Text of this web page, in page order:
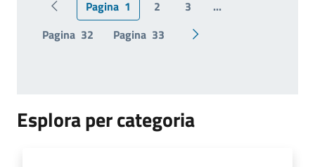
Pagina precedente
Pagina 1 2 3
...
Pagina 32 Pagina 33 Pagina successiva
Esplora per categoria